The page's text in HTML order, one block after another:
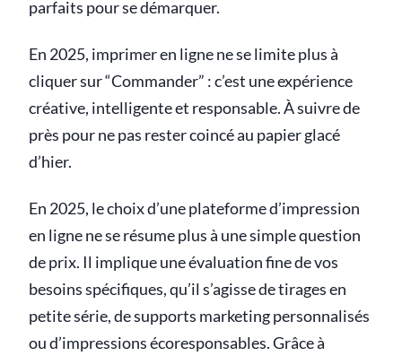
parfaits pour se démarquer.
En 2025, imprimer en ligne ne se limite plus à
cliquer sur “Commander” : c’est une expérience
créative, intelligente et responsable. À suivre de
près pour ne pas rester coincé au papier glacé
d’hier.
En 2025, le choix d’une plateforme d’impression
en ligne ne se résume plus à une simple question
de prix. Il implique une évaluation fine de vos
besoins spécifiques, qu’il s’agisse de tirages en
petite série, de supports marketing personnalisés
ou d’impressions écoresponsables. Grâce à